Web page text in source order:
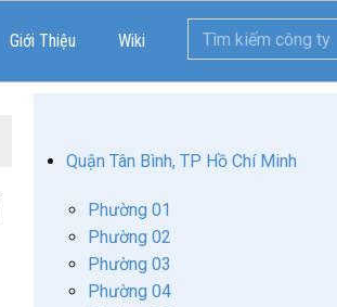
Giới Thiệu Wiki
Quận Tân Bình, TP Hồ Chí Minh
Phường 01
Phường 02
Phường 03
Phường 04